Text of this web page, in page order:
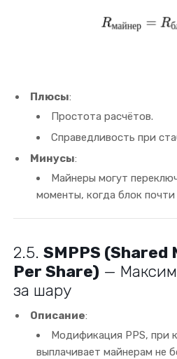
Плюсы:
Простота расчётов.
Справедливость при
Минусы:
Майнеры могут
моменты, когда блок почти
2.5.SMPPS (Shared
Per Share) —
за шару
Описание:
Модификация PPS, при
выплачивает майнерам не